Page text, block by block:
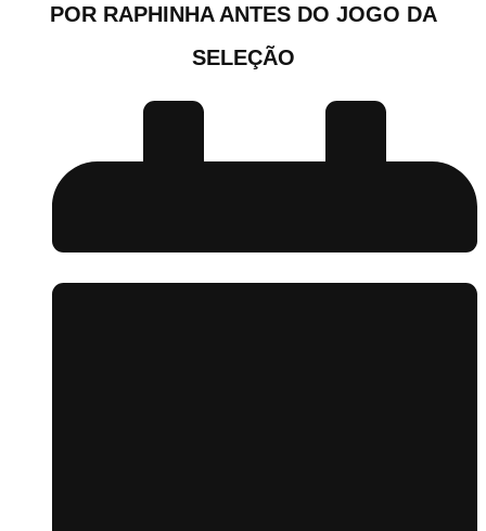
POR RAPHINHA ANTES DO JOGO DA
SELEÇÃO